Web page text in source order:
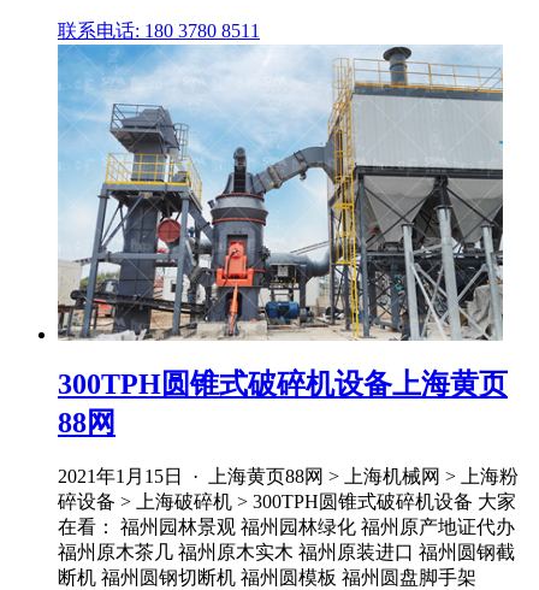
联系电话: 180 3780 8511
300TPH圆锥式破碎机设备上海黄页
88网
2021年1月15日 · 上海黄页88网 > 上海机械网 > 上海粉
碎设备 > 上海破碎机 > 300TPH圆锥式破碎机设备 大家
在看： 福州园林景观 福州园林绿化 福州原产地证代办
福州原木茶几 福州原木实木 福州原装进口 福州圆钢截
断机 福州圆钢切断机 福州圆模板 福州圆盘脚手架